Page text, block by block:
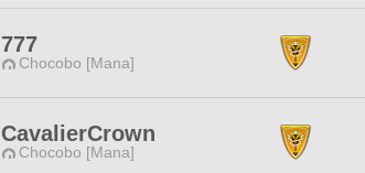
777
Chocobo [Mana]
CavalierCrown
Chocobo [Mana]